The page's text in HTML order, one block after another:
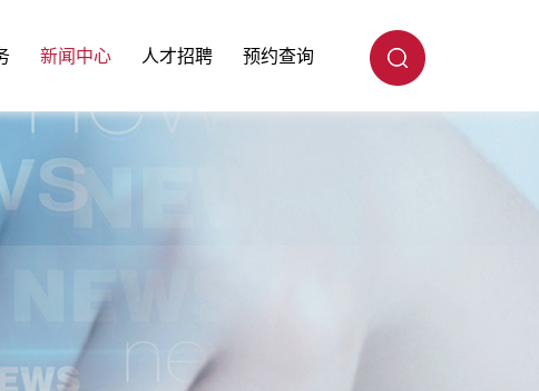
新闻中心 人才招聘 预约查询